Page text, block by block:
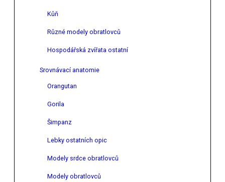
Kůň
Různé modely obratlovců
Hospodářská zvířata ostatní
Srovnávací anatomie
Orangutan
Gorila
Šimpanz
Lebky ostatních opic
Modely srdce obratlovců
Modely obratlovců